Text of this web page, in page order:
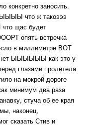
конкретно заносить.
что ж такоэээ
щас будет
опять встречка
в миллиметре ВОТ
ЫЫЫЫЫЫ как это у
глазами пролетела
на мокрой дороге
минимум два раза
стуча об ее края
наконец,
сказать Стив и